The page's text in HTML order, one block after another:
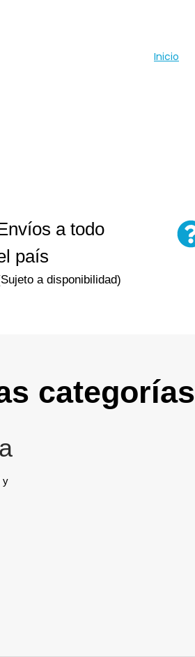
Inicio
a todo
país
a disponibilidad)
categorías
y